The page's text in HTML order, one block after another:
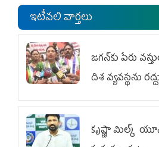
ఇటీవలి వార్తలు
జగన్‌కు పేరు
దిశ వ్య‌వ‌స్థ‌ను
కృష్ణా మిల్క్‌